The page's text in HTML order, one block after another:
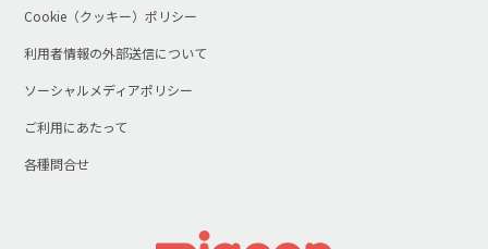
Cookie（クッキー）ポリシー
利用者情報の外部送信について
ソーシャルメディアポリシー
ご利用にあたって
各種問合せ